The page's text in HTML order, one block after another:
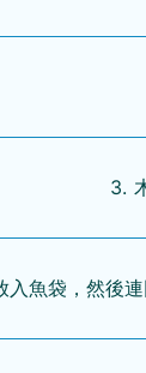
3.
入魚袋，然後